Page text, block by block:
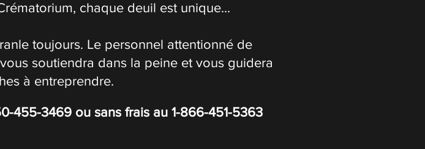
chaque deuil est unique...
toujours. Le personnel attentionné de
soutiendra dans la peine et vous guidera
à entreprendre.
455-3469ou sans frais au 1-866-451-5363